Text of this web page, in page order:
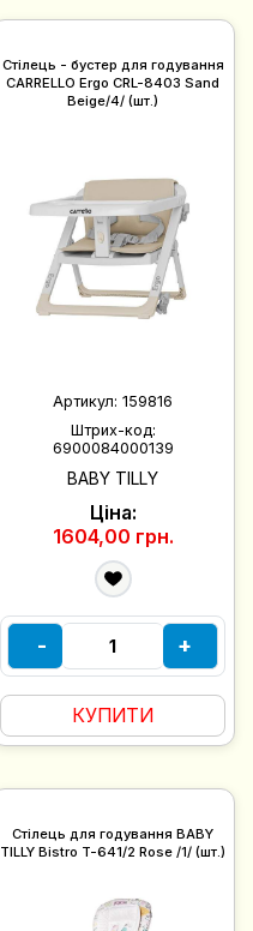
Стілець - бустер для годування
CARRELLO Ergo CRL-8403 Sand
Beige/4/ (шт.)
Артикул: 159816
Штрих-код:
6900084000139
BABY TILLY
Ціна:
1604,00 грн.
- +
КУПИТИ
Стілець для годування BABY
TILLY Bistro T-641/2 Rose /1/ (шт.)